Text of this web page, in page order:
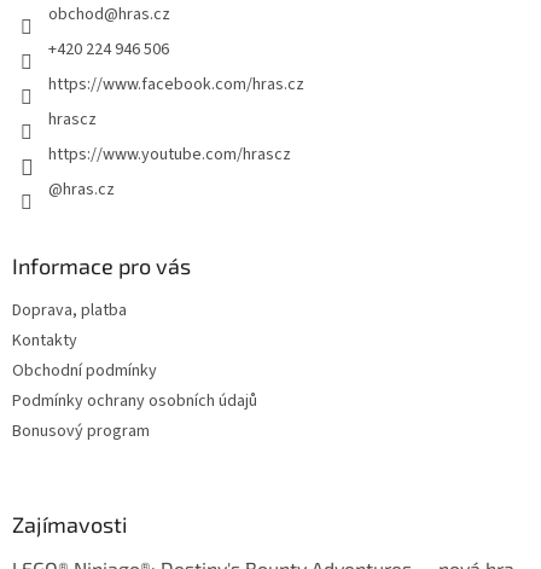
obchod@hras.cz
+420 224 946 506
https://www.facebook.com/hras.cz
hrascz
https://www.youtube.com/hrascz
@hras.cz
Informace pro vás
Doprava, platba
Kontakty
Obchodní podmínky
Podmínky ochrany osobních údajů
Bonusový program
Zajímavosti